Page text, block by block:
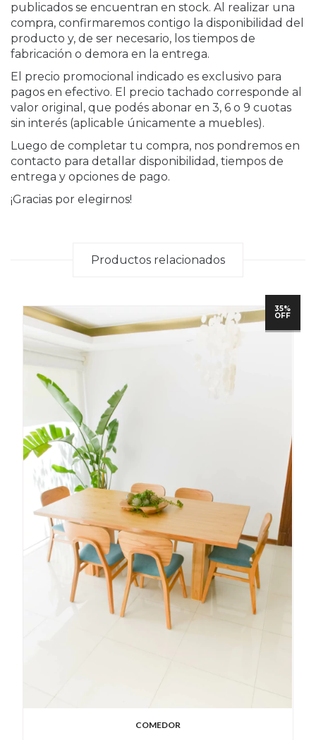
publicados se encuentran en stock. Al realizar una
compra, confirmaremos contigo la disponibilidad del
producto y, de ser necesario, los tiempos de
fabricación o demora en la entrega.
El precio promocional indicado es exclusivo para
pagos en efectivo. El precio tachado corresponde al
valor original, que podés abonar en 3, 6 o 9 cuotas
sin interés (aplicable únicamente a muebles).
Luego de completar tu compra, nos pondremos en
contacto para detallar disponibilidad, tiempos de
entrega y opciones de pago.
¡Gracias por elegirnos!
Productos relacionados
35%
OFF
COMEDOR